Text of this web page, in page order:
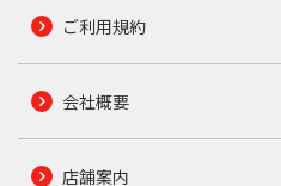
ご利用規約
会社概要
店舗案内